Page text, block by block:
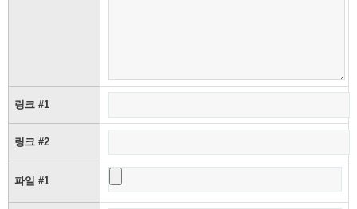
링크 #1
링크 #2
파일 #1